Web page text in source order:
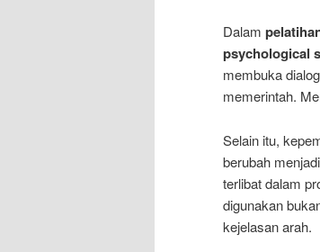
Dalam
psychological
membuka
memerintah.
Selain itu,
berubah
terlibat dalam
digunakan
kejelasan arah.